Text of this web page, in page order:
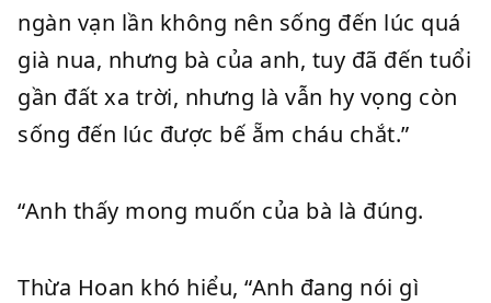
ngàn vạn lần không nên sống đến lúc quá
già nua, nhưng bà của anh, tuy đã đến tuổi
gần đất xa trời, nhưng là vẫn hy vọng còn
sống đến lúc được bế ẵm cháu chắt.”
“Anh thấy mong muốn của bà là đúng.
Thừa Hoan khó hiểu, “Anh đang nói gì